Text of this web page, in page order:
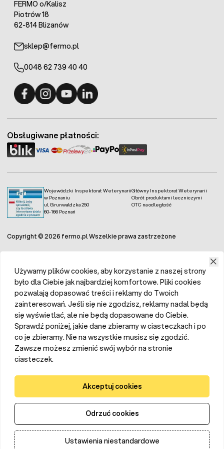
FERMO o/Kalisz
Piotrów 18
62-814 Blizanów
sklep@fermo.pl
0048 62 739 40 40
Wojewódzki Inspektorat Weterynarii
w Poznaniu
ul. Grunwaldzka 250
60-166 Poznań
Główny Inspektorat Weterynarii
Obrót produktami leczniczymi
OTC na odległość
Obsługiwane płatności:
Copyright © 2026 fermo.pl Wszelkie prawa zastrzeżone
Używamy plików cookies, aby korzystanie z naszej strony
było dla Ciebie jak najbardziej komfortowe. Pliki cookies
pozwalają dopasować treści i reklamy do Twoich
zainteresowań. Jeśli się nie zgodzisz, reklamy nadal będą
się wyświetlać, ale nie będą dopasowane do Ciebie.
Sprawdź poniżej, jakie dane zbieramy w ciasteczkach i po
co je zbieramy. Nie na wszystkie musisz się zgodzić.
Zawsze możesz zmienić swój wybór na stronie
ciasteczek.
Akceptuj cookies
Odrzuć cookies
Ustawienia niestandardowe